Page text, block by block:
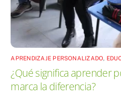
APRENDIZAJE PERSONALIZADO,
¿Qué significa aprender
marca la diferencia?